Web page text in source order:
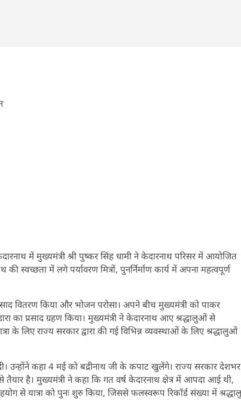
में मुख्यमंत्री श्री पुष्कर सिंह धामी ने केदारनाथ परिसर में आयोजित
स्वच्छता में लगे पर्यावरण मित्रों, पुनर्निर्माण कार्य में अपना महत्वपूर्ण
वितरण किया और भोजन परोसा। अपने बीच मुख्यमंत्री को पाकर
का प्रसाद ग्रहण किया। मुख्यमंत्री ने केदारनाथ आए श्रद्धालुओं से
के लिए राज्य सरकार द्वारा की गई विभिन्न व्यवस्थाओं के लिए श्रद्धालुओं
उन्होंने कहा 4 मई को बद्रीनाथ जी के कपाट खुलेंगे। राज्य सरकार देशभर
है। मुख्यमंत्री ने कहा कि गत वर्ष केदारनाथ क्षेत्र में आपदा आई थी,
से यात्रा को पुनः शुरु किया, जिससे फलस्वरूप रिकॉर्ड संख्या में श्रद्धालु